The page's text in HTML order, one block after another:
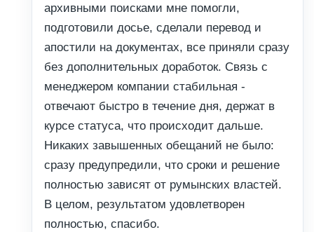
архивными поисками мне помогли,
подготовили досье, сделали перевод и
апостили на документах, все приняли сразу
без дополнительных доработок. Связь с
менеджером компании стабильная -
отвечают быстро в течение дня, держат в
курсе статуса, что происходит дальше.
Никаких завышенных обещаний не было:
сразу предупредили, что сроки и решение
полностью зависят от румынских властей.
В целом, результатом удовлетворен
полностью, спасибо.